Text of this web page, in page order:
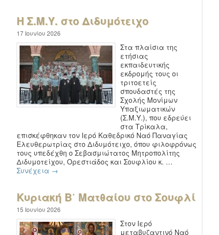
Η Σ.Μ.Υ. στο Διδυμότειχο
17 Ιουνίου 2026
Στα πλαίσια της
ετήσιας
εκπαιδευτικής
εκδρομής τους οι
τριτοετείς
σπουδαστές της
Σχολής Μονίμων
Υπαξιωματικών
(Σ.Μ.Υ.), που εδρεύει
στα Τρίκαλα,
επισκέφθηκαν τον Ιερό Καθεδρικό Ναό Παναγίας
Ελευθερωτρίας στο Διδυμότειχο, όπου φιλοφρόνως
τους υπεδέχθη ο Σεβασμιώτατος Μητροπολίτης
Διδυμοτείχου, Ορεστιάδος και Σουφλίου κ. …
Συνέχεια →
Κυριακή Β΄ Ματθαίου στο Σουφλί
15 Ιουνίου 2026
Στον Ιερό
μεταβυζαντινό Ναό